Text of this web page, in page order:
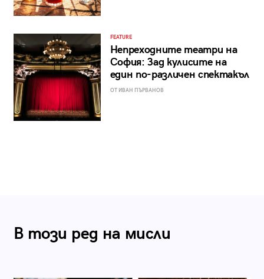
FEATURE
Непреходните театри на
София: Зад кулисите на
един по-различен спектакъл
ОТ ИВАН ПЪРВАНОВ
В този ред на мисли